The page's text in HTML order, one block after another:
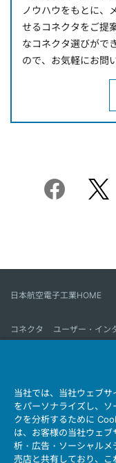
ノウハウをもとに、
せるコネクタをご提
なコネクタ選びがで
ので、お気軽にお問
日本航空電子工業HOME
コネクタ
ユーザー・イン
会社情報 サステナビリテ
製品情報新着一覧
サイト
当社では、当社ウェブ
をパーソナライズし、
クを分析するために
は、お客様の当社ウェ
析・広告・ソーシャル
売店と共有しており、